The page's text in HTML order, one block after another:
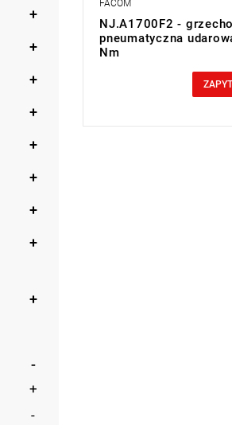
FACOM
NJ.A1700F2 -
pneumatyczna
Nm